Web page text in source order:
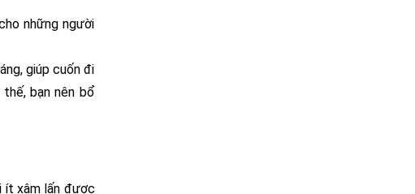
những người
giúp cuốn đi
bạn nên bổ
ít xâm lấn được